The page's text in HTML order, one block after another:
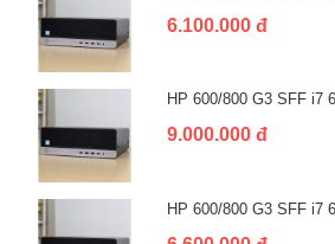
6.100.000 đ
HP 600/800 G3 SFF i7
9.000.000 đ
HP 600/800 G3 SFF i7